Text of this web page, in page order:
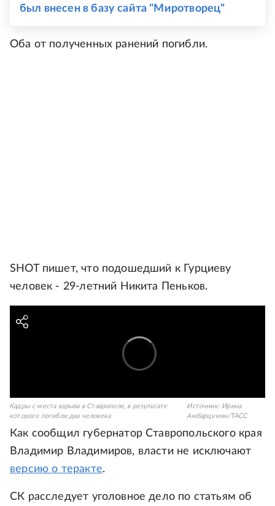
был внесен в базу сайта "Миротворец"
Оба от полученных ранений погибли.
SHOT пишет, что подошедший к Гурциеву
человек - 29-летний Никита Пеньков.
Кадры с места взрыва в Ставрополе, в результате
которого погибли два человека
Источник: Ирина
Амбарцумян/ТАСС
Как сообщил губернатор Ставропольского края
Владимир Владимиров, власти не исключают
версию о теракте.
СК расследует уголовное дело по статьям об